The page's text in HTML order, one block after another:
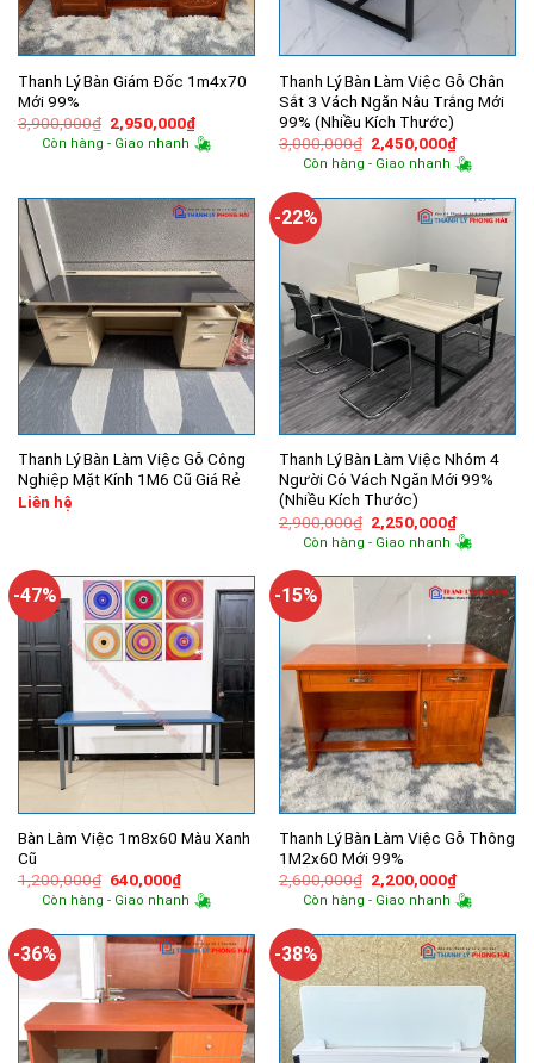
Thanh Lý Bàn Giám Đốc 1m4x70
Mới 99%
3,900,000₫ Giá
gốc
là:
2,950,000₫Giá
hiện
tại
Còn hàng - Giao nhanh
Thanh Lý Bàn Làm Việc Gỗ Chân
Sắt 3 Vách Ngăn Nâu Trắng Mới
99% (Nhiều Kích Thước)
3,000,000₫ Giá
gốc
là:
2,450,000₫Giá
hiện
tại
Còn hàng - Giao nhanh
Thanh Lý Bàn Làm Việc Gỗ Công
Nghiệp Mặt Kính 1M6 Cũ Giá Rẻ
Liên hệ
-22%
Thanh Lý Bàn Làm Việc Nhóm 4
Người Có Vách Ngăn Mới 99%
(Nhiều Kích Thước)
2,900,000₫ Giá
gốc
là:
2,250,000₫Giá
hiện
tại
Còn hàng - Giao nhanh
-47%
Bàn Làm Việc 1m8x60 Màu Xanh
Cũ
1,200,000₫ Giá
gốc
là:
640,000₫Giá
hiện
tại
640,000₫.
Còn hàng - Giao nhanh
-15%
Thanh Lý Bàn Làm Việc Gỗ Thông
1M2x60 Mới 99%
2,600,000₫ Giá
gốc
là:
2,200,000₫Giá
hiện
tại
Còn hàng - Giao nhanh
-36% -38%